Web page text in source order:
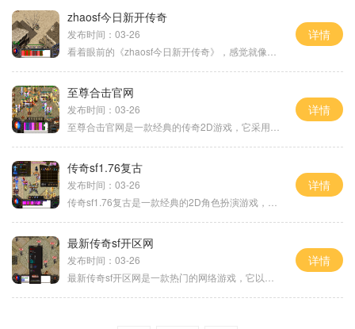
zhaosf今日新开传奇
发布时间：03-26
详情
至尊合击官网
发布时间：03-26
详情
传奇sf1.76复古
发布时间：03-26
详情
最新传奇sf开区网
发布时间：03-26
详情